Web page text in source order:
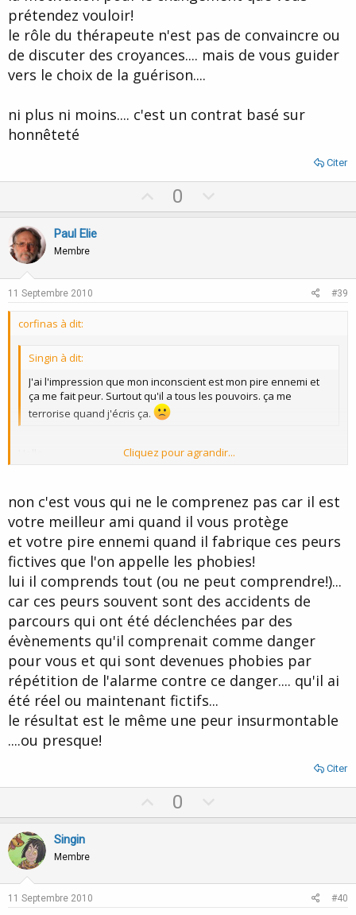
prétendez vouloir!
le rôle du thérapeute n'est pas de convaincre ou
de discuter des croyances.... mais de vous guider
vers le choix de la guérison....
ni plus ni moins.... c'est un contrat basé sur
honnêteté
Citer
p
0
o
Paul Elie
Membre
11 Septembre 2010 #39
corfinas à dit:
Singin à dit:
J'ai l'impression que mon inconscient est mon pire ennemi et
ça me fait peur. Surtout qu'il a tous les pouvoirs. ça me
terrorise quand j'écris ça.
ennemi et puis quand je réalise que mon inconscient a fait battre
mon coeur environ 1 milliard de fois depuis que je suis né pour
que je sois en vie, je me dis qu'il m'aime bien mon inconscient,
juste qu'on se comprends pas toujours très bien, lui et moi. :wink:
a+
Cliquez pour agrandir...
non c'est vous qui ne le comprenez pas car il est
votre meilleur ami quand il vous protège
et votre pire ennemi quand il fabrique ces peurs
fictives que l'on appelle les phobies!
lui il comprends tout (ou ne peut comprendre!)...
car ces peurs souvent sont des accidents de
parcours qui ont été déclenchées par des
évènements qu'il comprenait comme danger
pour vous et qui sont devenues phobies par
répétition de l'alarme contre ce danger.... qu'il ai
été réel ou maintenant fictifs...
le résultat est le même une peur insurmontable
....ou presque!
Citer
p
t
0
o
v
Singin
Membre
11 Septembre 2010 #40